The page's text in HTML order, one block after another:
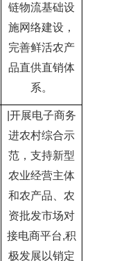
链物流基础设
施网络建设，
完善鲜活农产
品直供直销体
系。
|开展电子商务
进农村综合示
范，支持新型
农业经营主体
和农产品、农
资批发市场对
接电商平台,积
极发展以销定